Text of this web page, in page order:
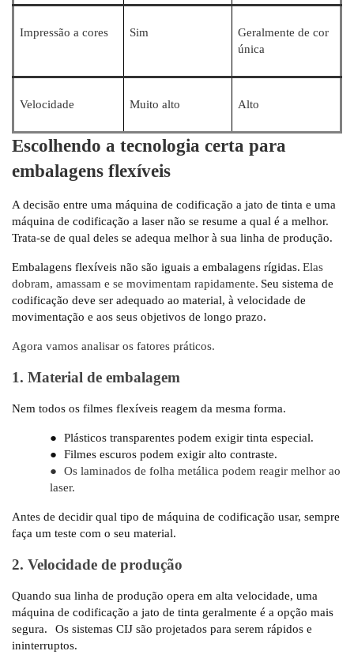
Impressão a cores Sim
Geralmente de cor
única
Velocidade Muito alto Alto
Escolhendo a tecnologia certa para
embalagens flexíveis
A decisão entre uma máquina de codificação a jato de tinta e uma
máquina de codificação a laser não se resume a qual é a melhor.
Trata-se de qual deles se adequa melhor à sua linha de produção.
Embalagens flexíveis não são iguais a embalagens rígidas. Elas
dobram, amassam e se movimentam rapidamente. Seu sistema de
codificação deve ser adequado ao material, à velocidade de
movimentação e aos seus objetivos de longo prazo.
Agora vamos analisar os fatores práticos.
1. Material de embalagem
Nem todos os filmes flexíveis reagem da mesma forma.
●
Plásticos transparentes podem exigir tinta especial.
●
Filmes escuros podem exigir alto contraste.
●
Os laminados de folha metálica podem reagir melhor ao
laser.
Antes de decidir qual tipo de máquina de codificação usar, sempre
faça um teste com o seu material.
2. Velocidade de produção
Quando sua linha de produção opera em alta velocidade, uma
máquina de codificação a jato de tinta geralmente é a opção mais
segura.
Os sistemas CIJ são projetados para serem rápidos e
ininterruptos.